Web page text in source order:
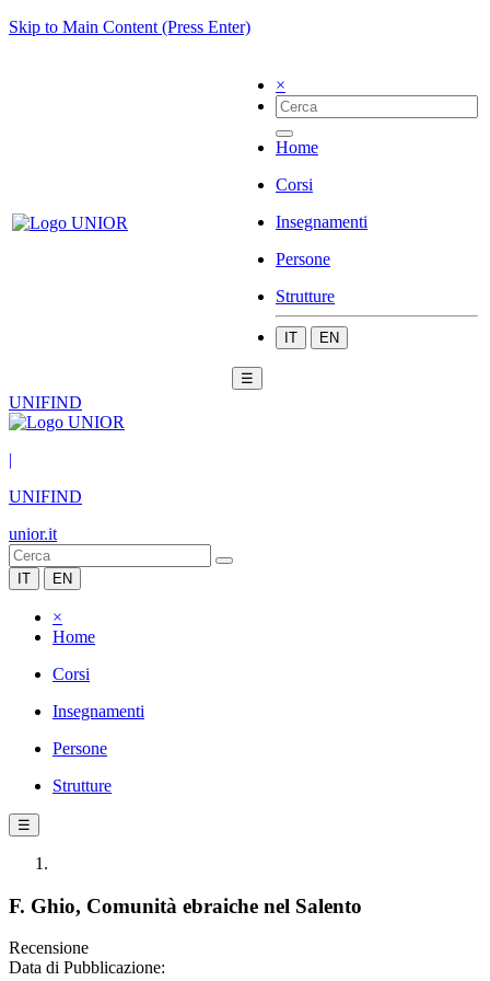
Skip to Main Content (Press Enter)
×
Home
Corsi
Insegnamenti
Persone
Strutture
IT EN
☰
UNIFIND
|
UNIFIND
unior.it
IT EN
×
Home
Corsi
Insegnamenti
Persone
Strutture
☰
F. Ghio, Comunità ebraiche nel Salento
Recensione
Data di Pubblicazione: